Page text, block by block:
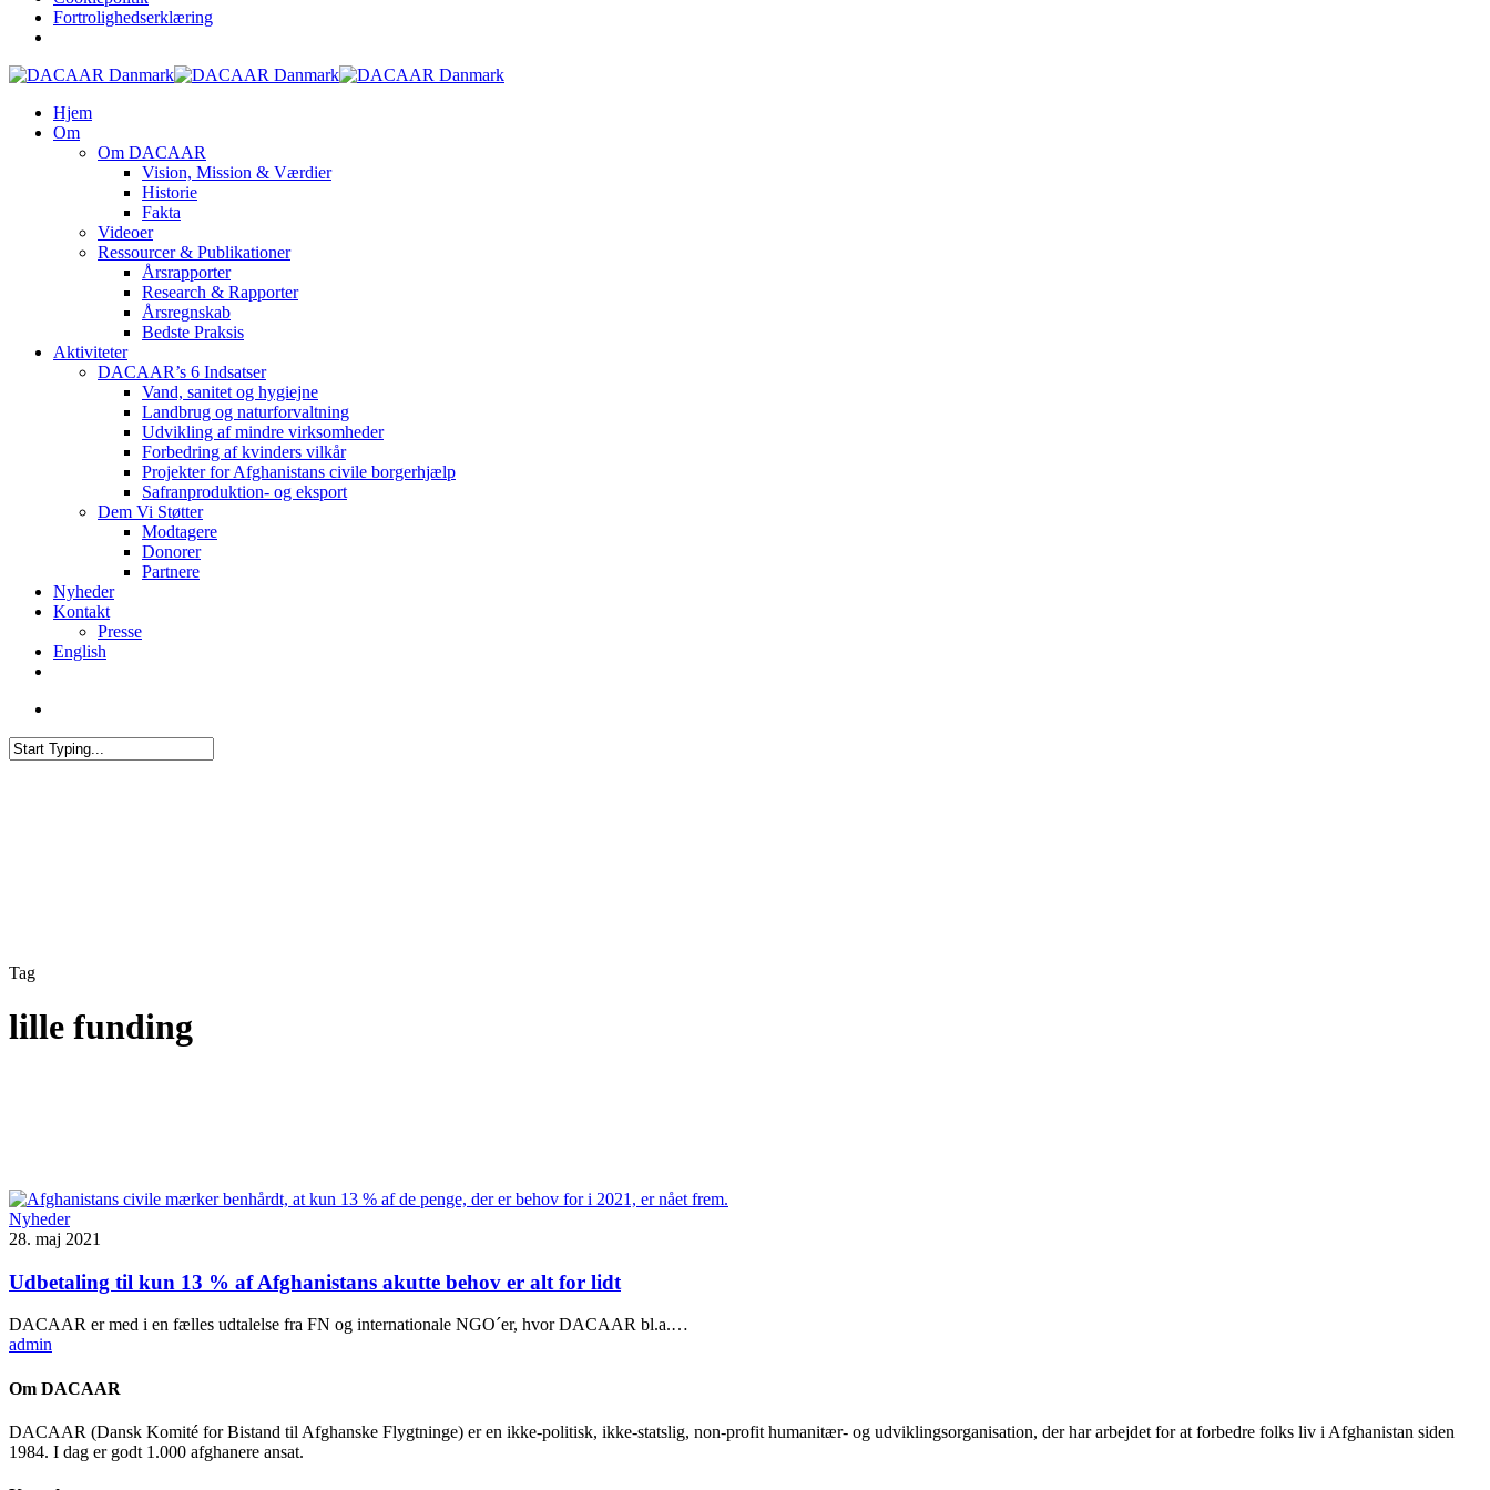
Fortrolighedserklæring
Skip
main
content
search
Menu
Hjem
Om
Om DACAAR
Vision, Mission & Værdier
Historie
Fakta
Videoer
Ressourcer & Publikationer
Årsrapporter
Research & Rapporter
Årsregnskab
Bedste Praksis
Aktiviteter
DACAAR’s 6 Indsatser
Vand, sanitet og hygiejne
Landbrug og naturforvaltning
Udvikling af mindre virksomheder
Forbedring af kvinders vilkår
Projekter for Afghanistans civile borgerhjælp
Safranproduktion- og eksport
Dem Vi Støtter
Modtagere
Donorer
Partnere
Nyheder
Kontakt
Presse
English
Tag
lille funding
Nyheder
28. maj 2021
Udbetaling til kun 13 % af Afghanistans akutte behov er alt for lidt
DACAAR er med i en fælles udtalelse fra FN og internationale NGO´er, hvor DACAAR bl.a.…
admin
Om DACAAR
DACAAR (Dansk Komité for Bistand til Afghanske Flygtninge) er en ikke-politisk, ikke-statslig, non-profit humanitær- og udviklingsorganisation, der har arbejdet for at forbedre folks liv i Afghanistan siden
1984. I dag er godt 1.000 afghanere ansat.